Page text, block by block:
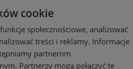
cookie
społecznościowe, analizować
treści i reklamy. Informacje
partnerom
Partnerzy mogą połączyć te